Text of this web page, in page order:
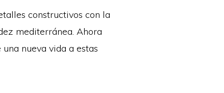
constructivos con la
mediterránea. Ahora
nueva vida a estas